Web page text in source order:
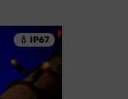
💧 IP67